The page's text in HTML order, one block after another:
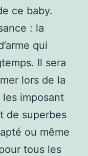
ce baby.
: la
qui
Il sera
lors de la
imposant
de superbes
ou même
tous les